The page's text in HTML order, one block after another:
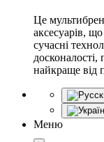
Це
аксесуарів, що
сучасні
найкраще від
Меню